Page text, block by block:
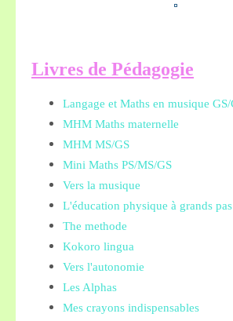
Livres de Pédagogie
Langage et Maths en musique GS/
MHM Maths maternelle
MHM MS/GS
Mini Maths PS/MS/GS
Vers la musique
L'éducation physique à grands pas
The methode
Kokoro lingua
Vers l'autonomie
Les Alphas
Mes crayons indispensables